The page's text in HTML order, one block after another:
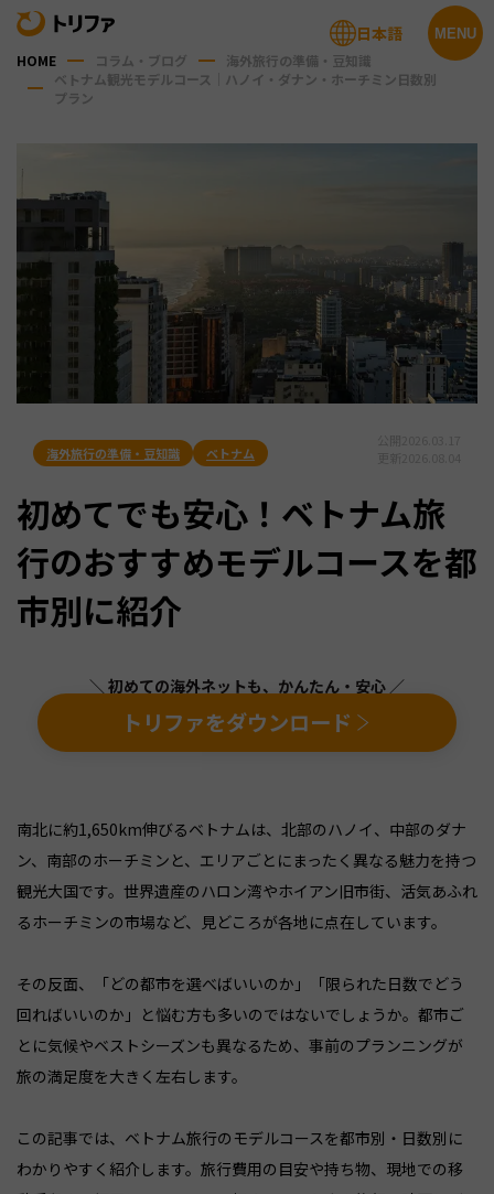
MENU
日本語
HOME コラム・ブログ
海外旅行の準備・豆知識
ベトナム観光モデルコース｜ハノイ・ダナン・ホーチミン日数別
プラン
海外旅行の準備・豆知識 ベトナム
初めてでも安心！ベトナム旅
行のおすすめモデルコースを都
市別に紹介
＼ 初めての海外ネットも、かんたん・安心 ／
トリファをダウンロード
南北に約1,650km伸びるベトナムは、北部のハノイ、中部のダナ
ン、南部のホーチミンと、エリアごとにまったく異なる魅力を持つ
観光大国です。世界遺産のハロン湾やホイアン旧市街、活気あふれ
るホーチミンの市場など、見どころが各地に点在しています。
その反面、「どの都市を選べばいいのか」「限られた日数でどう
回ればいいのか」と悩む方も多いのではないでしょうか。都市ご
とに気候やベストシーズンも異なるため、事前のプランニングが
旅の満足度を大きく左右します。
この記事では、ベトナム旅行のモデルコースを都市別・日数別に
わかりやすく紹介します。旅行費用の目安や持ち物、現地での移